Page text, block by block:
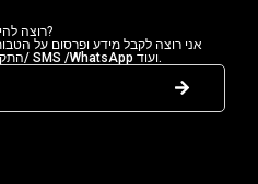
רוצה להיות הראשון לדעת על הטבות ומבצעים?
אני רוצה לקבל מידע ופרסום על
התקשורת והטכנולוגיה השונים כגון: דוא"ל/ SMS /WhatsApp ועוד.